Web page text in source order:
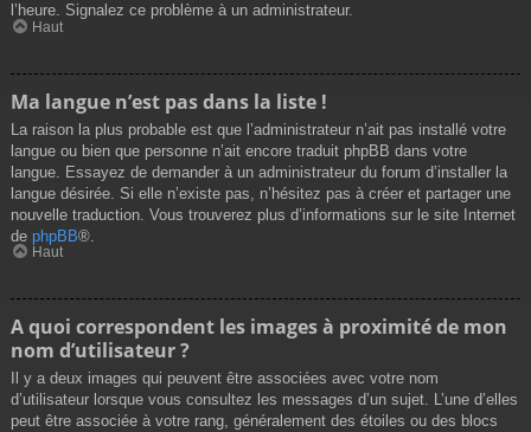
l’heure. Signalez ce problème à un administrateur.
Haut
Ma langue n’est pas dans la liste !
La raison la plus probable est que l’administrateur n’ait pas installé votre
langue ou bien que personne n’ait encore traduit phpBB dans votre
langue. Essayez de demander à un administrateur du forum d’installer la
langue désirée. Si elle n’existe pas, n’hésitez pas à créer et partager une
nouvelle traduction. Vous trouverez plus d’informations sur le site Internet
de phpBB®.
Haut
A quoi correspondent les images à proximité de mon
nom d’utilisateur ?
Il y a deux images qui peuvent être associées avec votre nom
d’utilisateur lorsque vous consultez les messages d’un sujet. L’une d’elles
peut être associée à votre rang, généralement des étoiles ou des blocs